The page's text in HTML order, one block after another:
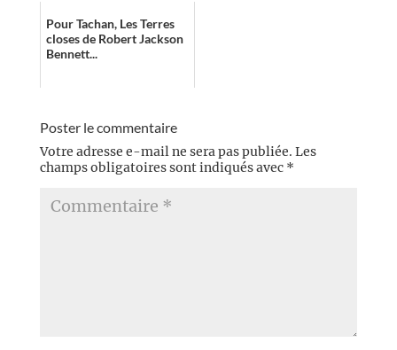
Pour Tachan, Les Terres
closes de Robert Jackson
Bennett...
Poster le commentaire
Votre adresse e-mail ne sera pas publiée. Les
champs obligatoires sont indiqués avec *